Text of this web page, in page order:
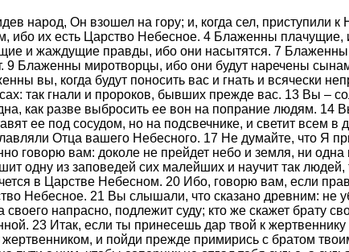
народ, Он взошел на гору; и, когда сел,
ибо их есть Царство Небесное. 4 Блаженны
и жаждущие правды, ибо они насытятся. 7
9 Блаженны миротворцы, ибо они будут наречены
вы, когда будут поносить вас и гнать и всячески
так гнали и пророков, бывших прежде вас. 13 Вы –
как разве выбросить ее вон на попрание людям. 14
ее под сосудом, но на подсвечнике, и светит всем
Отца вашего Небесного. 17 Не думайте, что Я
говорю вам: доколе не прейдет небо и земля, ни
одну из заповедей сих малейших и научит так
в Царстве Небесном. 20 Ибо, говорю вам, если
Небесное. 21 Вы слышали, что сказано древним: не
своего напрасно, подлежит суду; кто же скажет брату
23 Итак, если ты принесешь дар твой к
жертвенником, и пойди прежде примирись с братом